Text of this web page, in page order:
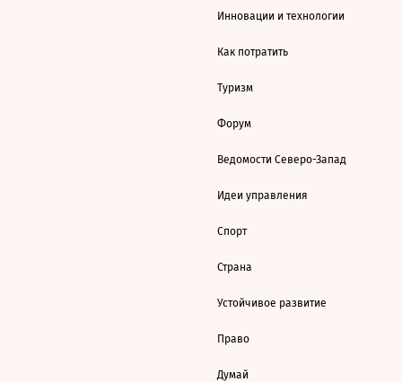
Инновации и технологии
Как потратить
Туризм
Форум
Ведомости Северо-Запад
Идеи управления
Спорт
Страна
Устойчивое развитие
Право
Думай